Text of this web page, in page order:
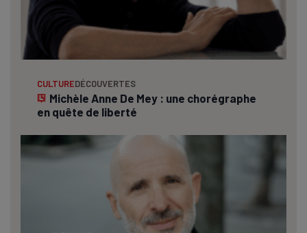
CULTUREDÉCOUVERTES
Michèle Anne De Mey : une chorégraphe
en quête de liberté